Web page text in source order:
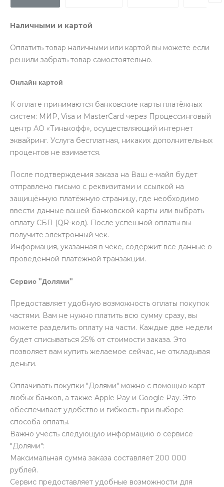
Наличными и картой
Оплатить товар наличными или картой вы можете если
решили забрать товар самостоятельно.
Онлайн картой
К оплате принимаются банковские карты платёжных
систем: МИР, Visa и MasterCard через Процессинговый
центр АО «Тинькофф», осуществляющий интернет
эквайринг. Услуга бесплатная, никаких дополнительных
процентов не взимается.
После подтверждения заказа на Ваш е-майл будет
отправлено письмо с реквизитами и ссылкой на
защищённую платёжную страницу, где необходимо
ввести данные вашей банковской карты или выбрать
оплату СБП (QR-код). После успешной оплаты вы
получите электронный чек.
Информация, указанная в чеке, содержит все данные о
проведённой платёжной транзакции.
Сервис "Долями"
Предоставляет удобную возможность оплаты покупок
частями. Вам не нужно платить всю сумму сразу, вы
можете разделить оплату на части. Каждые две недели
будет списываться 25% от стоимости заказа. Это
позволяет вам купить желаемое сейчас, не откладывая
деньги.
Оплачивать покупки "Долями" можно с помощью карт
любых банков, а также Apple Pay и Google Pay. Это
обеспечивает удобство и гибкость при выборе
способа оплаты.
Важно учесть следующую информацию о сервисе
"Долями":
Максимальная сумма заказа составляет 200 000
рублей.
Сервис предоставляет удобные возможности для